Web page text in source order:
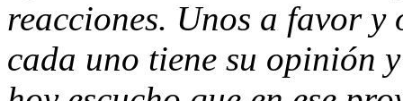
reacciones. Unos a favor
cada uno tiene su opinión